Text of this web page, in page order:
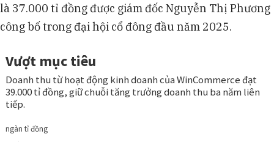
là 37.000 tỉ đồng được giám đốc Nguyễn Thị Phương
công bố trong đại hội cổ đông đầu năm 2025.